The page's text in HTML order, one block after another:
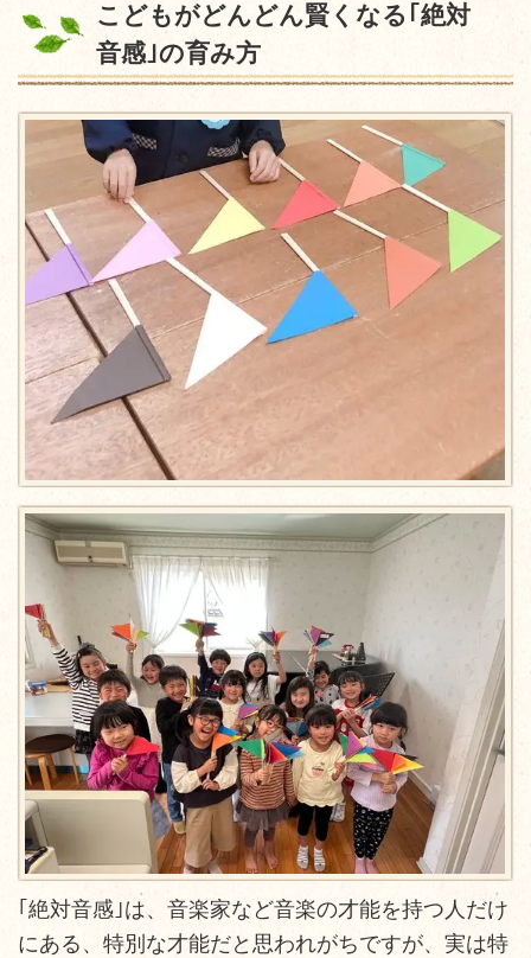
こどもがどんどん賢くなる｢絶対
音感｣の育み方
｢絶対音感｣は、音楽家など音楽の才能を持つ人だけ
にある、特別な才能だと思われがちですが、実は特